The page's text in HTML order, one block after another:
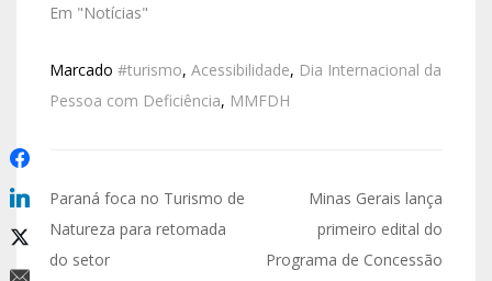
Em "Notícias"
Marcado #turismo, Acessibilidade, Dia Internacional da
Pessoa com Deficiência, MMFDH
Paraná foca no Turismo de
Natureza para retomada
do setor
Minas Gerais lança
primeiro edital do
Programa de Concessão